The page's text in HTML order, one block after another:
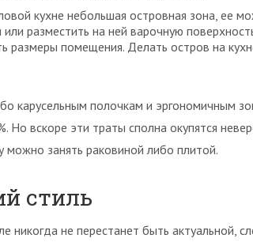
кухне небольшая островная зона, ее
разместить на ней варочную
размеры помещения. Делать остров на
карусельным полочкам и эргономичным
Но вскоре эти траты сполна окупятся
можно занять раковиной либо плитой.
стиль
никогда не перестанет быть актуальной,